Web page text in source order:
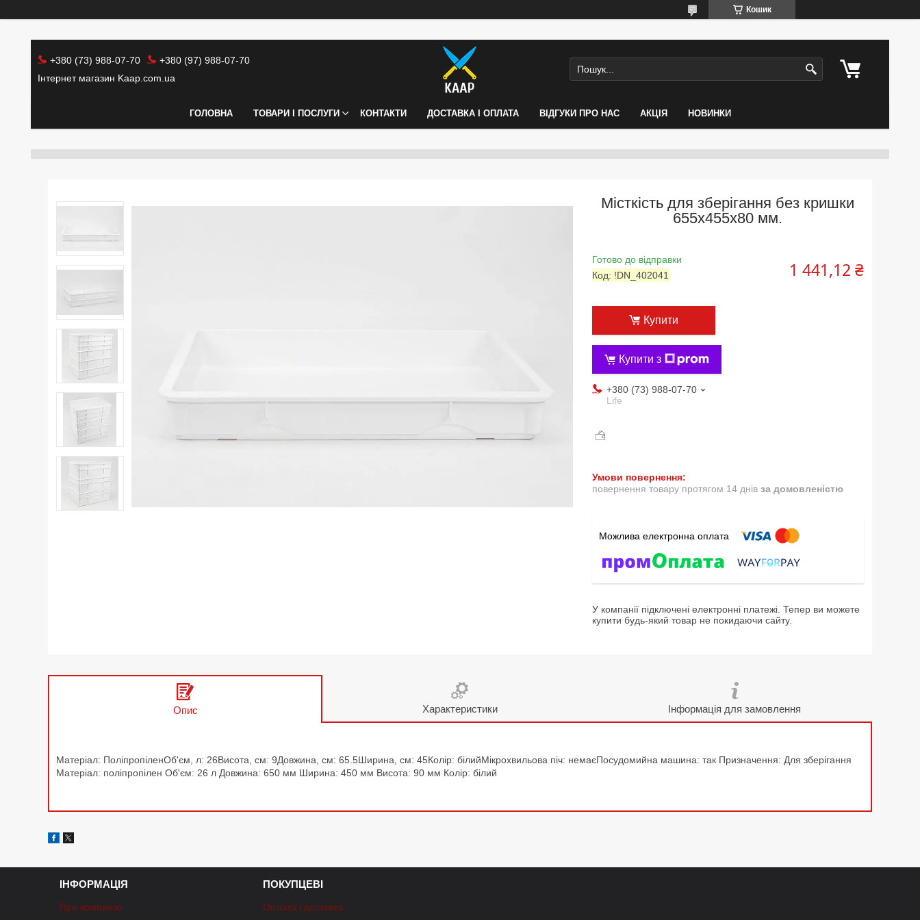
Кошик
+380 (73) 988-07-70
+380 (97) 988-07-70
Інтернет магазин Kaap.com.ua
ГОЛОВНА ТОВАРИ І ПОСЛУГИ КОНТАКТИ ДОСТАВКА І ОПЛАТА ВІДГУКИ ПРО НАС АКЦІЯ НОВИНКИ
Місткість для зберігання без кришки
655х455х80 мм.
Готово до відправки
Код: !DN_402041 1 441,12 ₴
Купити
Купити з
+380 (73) 988-07-70
Life
повернення товару протягом 14 днів за домовленістю
У компанії підключені електронні платежі. Тепер ви можете
купити будь-який товар не покидаючи сайту.
Опис Характеристики Інформація для замовлення
Матеріал: ПоліпропіленОб'єм, л: 26Висота, см: 9Довжина, см: 65.5Ширина, см: 45Колір: білийМікрохвильова піч: немаєПосудомийна машина: так Призначення: Для зберігання
Матеріал: поліпропілен Об'єм: 26 л Довжина: 650 мм Ширина: 450 мм Висота: 90 мм Колір: білий
ІНФОРМАЦІЯ
Про компанію
ПОКУПЦЕВІ
Оплата і доставка